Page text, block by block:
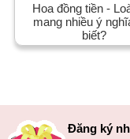
Hoa đồng tiền -
mang nhiều ý
biết?
Đăng ký